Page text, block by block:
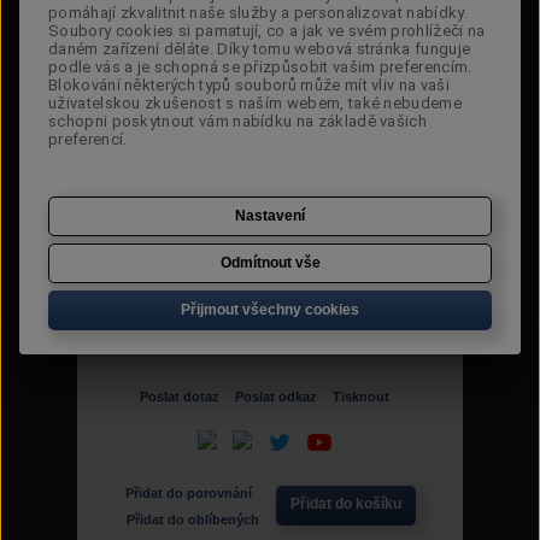
Cena: 603 Kč
89181044-90.2
Velikost:
Poslat dotaz Poslat odkaz Tisknout
Přidat do porovnání
Přidat do oblíbených
Přidat do košíku
pomáhají zkvalitnit naše služby a personalizovat nabídky.
Soubory cookies si pamatují, co a jak ve svém prohlížeči na
daném zařízení děláte. Díky tomu webová stránka funguje
podle vás a je schopná se přizpůsobit vašim preferencím.
Blokování některých typů souborů může mít vliv na vaši
uživatelskou zkušenost s naším webem, také nebudeme
schopni poskytnout vám nabídku na základě vašich
preferencí.
Nastavení
Odmítnout vše
Přijmout všechny cookies
pomáhají zkvalitnit naše služby a personalizovat nabídky.
Soubory cookies si pamatují, co a jak ve svém prohlížeči na
daném zařízení děláte. Díky tomu webová stránka funguje
podle vás a je schopná se přizpůsobit vašim preferencím.
Blokování některých typů souborů může mít vliv na vaši
uživatelskou zkušenost s naším webem, také nebudeme
schopni poskytnout vám nabídku na základě vašich
preferencí.
Nastavení
Odmítnout vše
Přijmout všechny cookies